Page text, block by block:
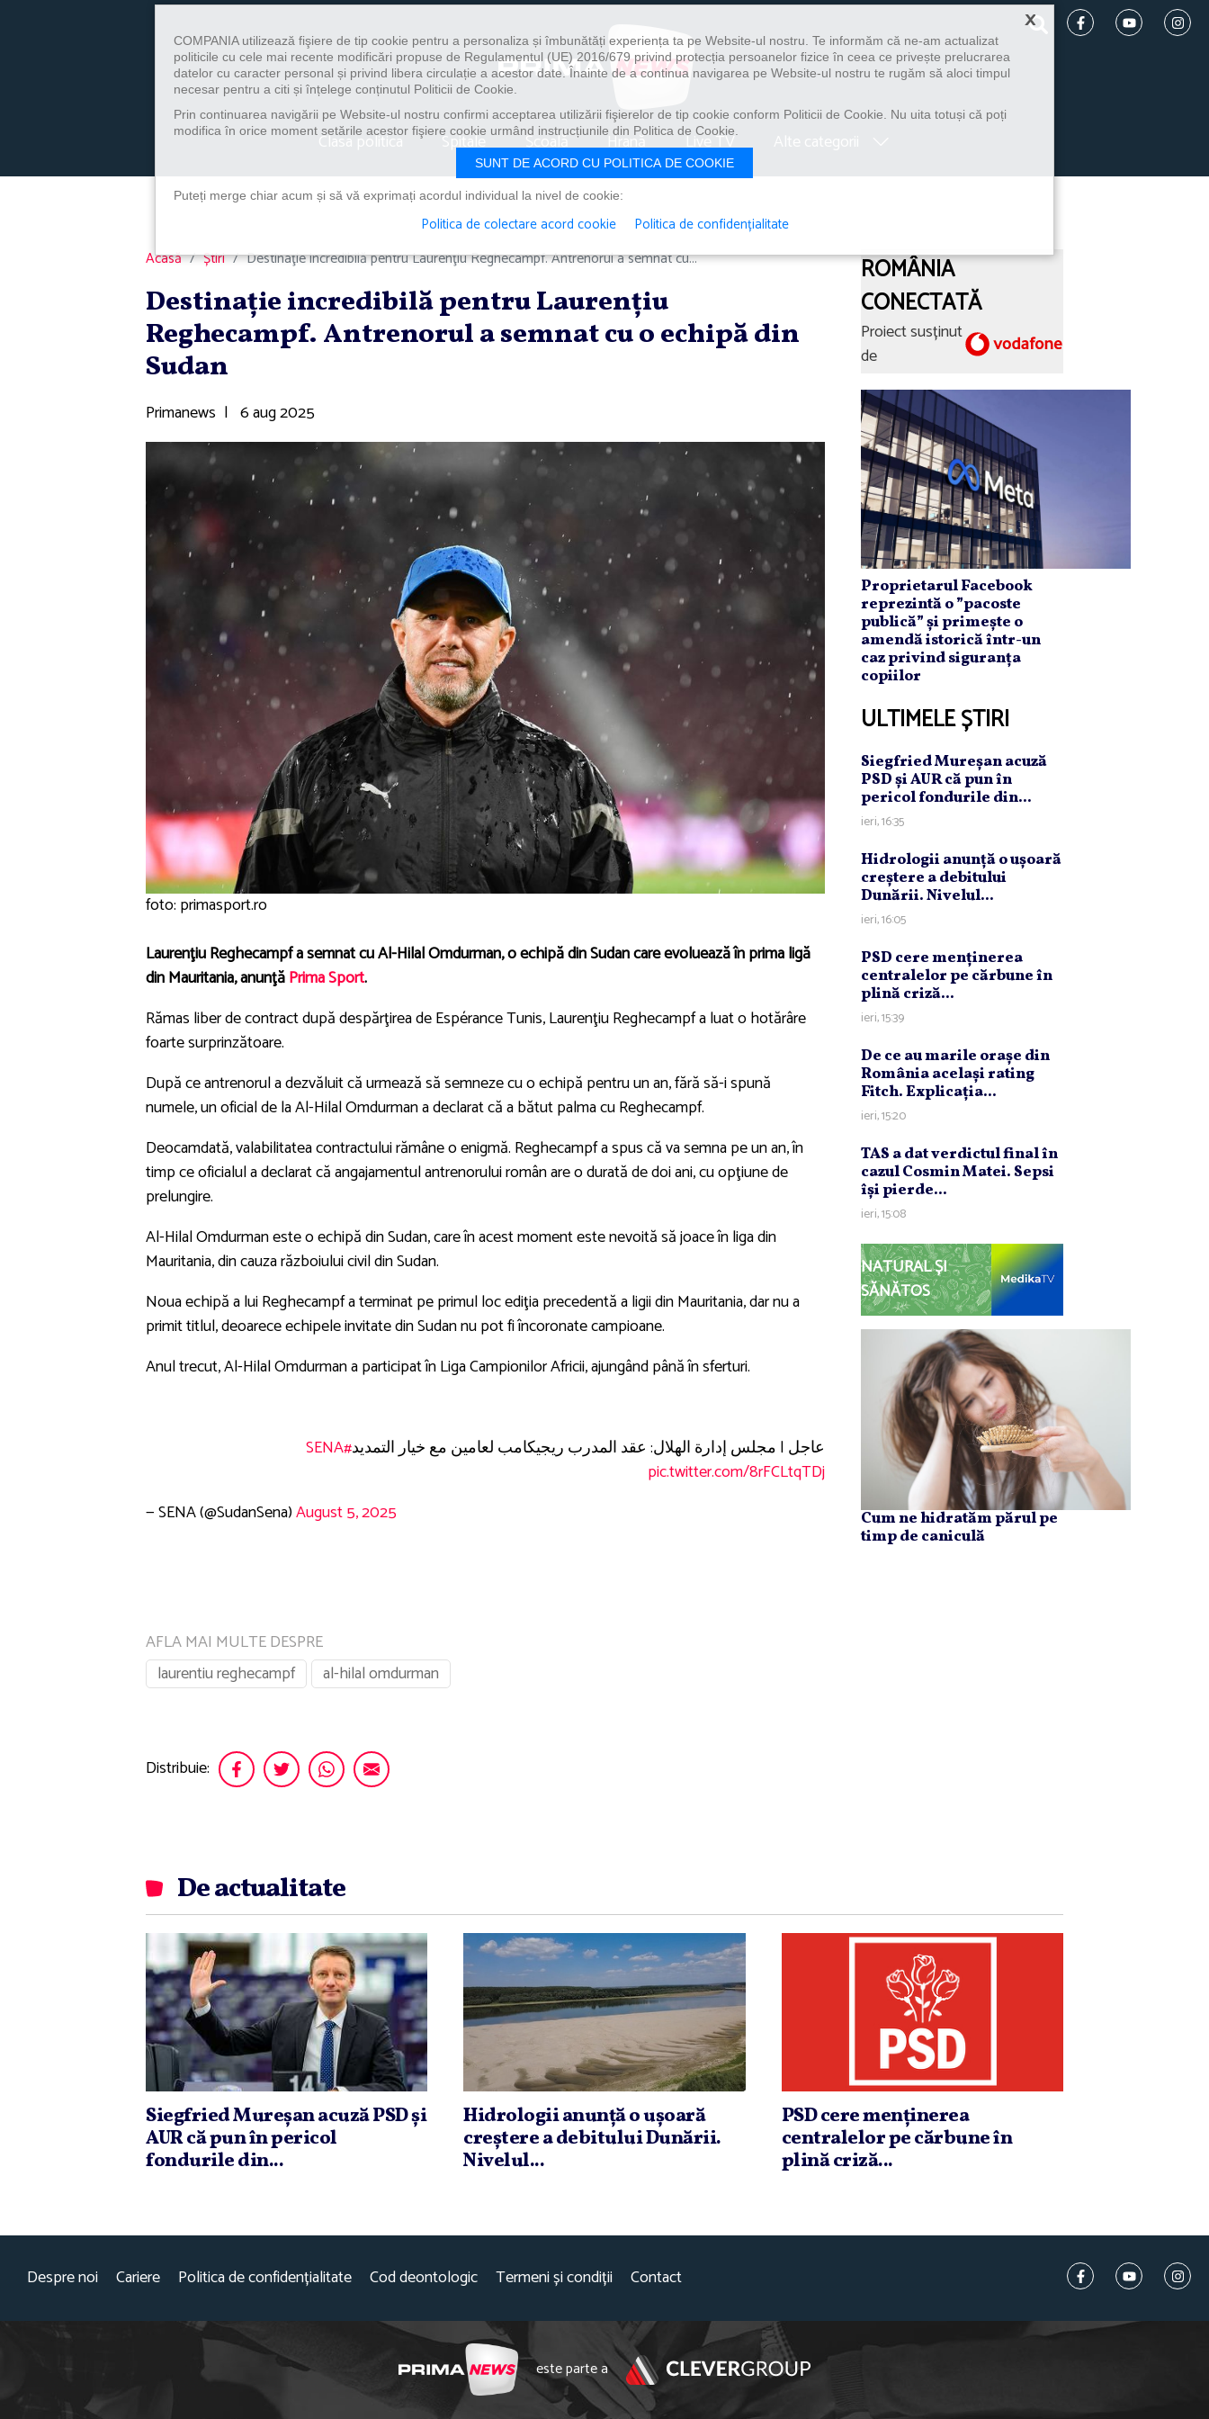
Clasa politica Spitale Școală Hrană Live TV
Acasă Știri Destinaţie incredibilă pentru Laurenţiu Reghecampf. Antrenorul a semnat cu...
Destinaţie incredibilă pentru Laurenţiu
Reghecampf. Antrenorul a semnat cu o echipă din
Sudan
Primanews | 6 aug 2025
foto: primasport.ro
Laurenţiu Reghecampf a semnat cu Al-Hilal Omdurman, o echipă din Sudan care evoluează în prima ligă
din Mauritania, anunţăPrima Sport.
Rămas liber de contract după despărţirea de Espérance Tunis, Laurenţiu Reghecampf a luat o hotărâre
foarte surprinzătoare.
După ce antrenorul a dezvăluit că urmează să semneze cu o echipă pentru un an, fără să-i spună
numele, un oficial de la Al-Hilal Omdurman a declarat că a bătut palma cu Reghecampf.
Deocamdată, valabilitatea contractului rămâne o enigmă. Reghecampf a spus că va semna pe un an, în
timp ce oficialul a declarat că angajamentul antrenorului român are o durată de doi ani, cu opţiune de
prelungire.
Al-Hilal Omdurman este o echipă din Sudan, care în acest moment este nevoită să joace în liga din
Mauritania, din cauza războiului civil din Sudan.
Noua echipă a lui Reghecampf a terminat pe primul loc ediţia precedentă a ligii din Mauritania, dar nu a
primit titlul, deoarece echipele invitate din Sudan nu pot fi încoronate campioane.
Anul trecut, Al-Hilal Omdurman a participat în Liga Campionilor Africii, ajungând până în sferturi.
عاجل | مجلس إدارة الهلال: عقد المدرب ريجيكامب لعامين مع خيار التمديد#SENA
pic.twitter.com/8rFCLtqTDj
— SENA (@SudanSena)August 5, 2025
AFLA MAI MULTE DESPRE
laurentiu reghecampf
al-hilal omdurman
Distribuie:
ROMÂNIA
CONECTATĂ
Proiect susținut
de
Proprietarul Facebook
reprezintă o ”pacoste
publică” și primește o
amendă istorică într-un
caz privind siguranța
copiilor
ULTIMELE ȘTIRI
Siegfried Mureşan acuză
PSD şi AUR că pun în
pericol fondurile din...
ieri, 16:35
Hidrologii anunţă o uşoară
creştere a debitului
Dunării. Nivelul...
ieri, 16:05
PSD cere menţinerea
centralelor pe cărbune în
plină criză...
ieri, 15:39
De ce au marile oraşe din
România acelaşi rating
Fitch. Explicaţia...
ieri, 15:20
TAS a dat verdictul final în
cazul Cosmin Matei. Sepsi
îşi pierde...
ieri, 15:08
NATURAL ȘI
SĂNĂTOS
Cum ne hidratăm părul pe
timp de caniculă
De actualitate
Siegfried Mureşan acuză PSD şi
AUR că pun în pericol
fondurile din...
Hidrologii anunţă o uşoară
creştere a debitului Dunării.
Nivelul...
PSD cere menţinerea
centralelor pe cărbune în
plină criză...
Despre noi Cariere Politica de confidențialitate Cod deontologic Termeni și condiții Contact
este parte a
×
COMPANIA utilizează fişiere de tip cookie pentru a personaliza și îmbunătăți experiența ta pe Website-ul nostru. Te informăm că ne-am actualizat
politicile cu cele mai recente modificări propuse de Regulamentul (UE) 2016/679 privind protecția persoanelor fizice în ceea ce privește prelucrarea
datelor cu caracter personal și privind libera circulație a acestor date. Înainte de a continua navigarea pe Website-ul nostru te rugăm să aloci timpul
necesar pentru a citi și înțelege conținutul Politicii de Cookie.
Prin continuarea navigării pe Website-ul nostru confirmi acceptarea utilizării fişierelor de tip cookie conform Politicii de Cookie. Nu uita totuși că poți
modifica în orice moment setările acestor fişiere cookie urmând instrucțiunile din Politica de Cookie.
SUNT DE ACORD CU POLITICA DE COOKIE
Puteți merge chiar acum și să vă exprimați acordul individual la nivel de cookie:
Politica de colectare acord cookie Politica de confidențialitate